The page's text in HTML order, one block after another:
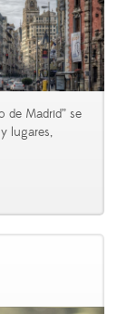
de Madrid” se
lugares,